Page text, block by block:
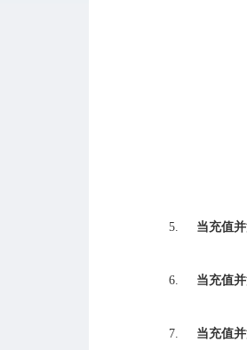
5. 当充值
6. 当充值
7. 当充值